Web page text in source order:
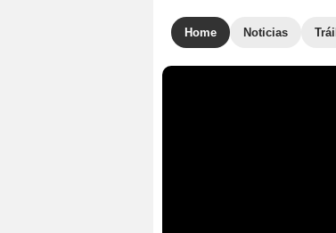
Home Noticias